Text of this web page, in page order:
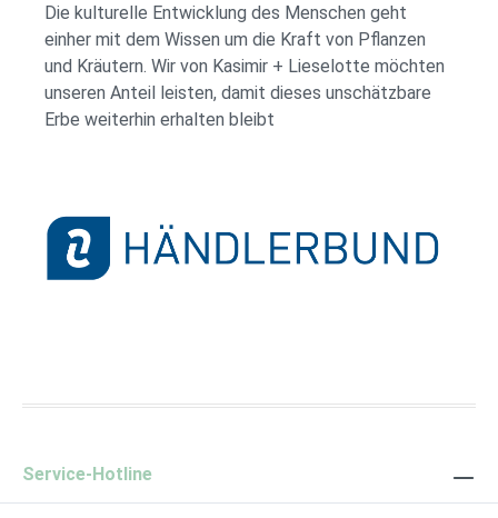
Die kulturelle Entwicklung des Menschen geht
einher mit dem Wissen um die Kraft von Pflanzen
und Kräutern. Wir von Kasimir + Lieselotte möchten
unseren Anteil leisten, damit dieses unschätzbare
Erbe weiterhin erhalten bleibt
Service-Hotline